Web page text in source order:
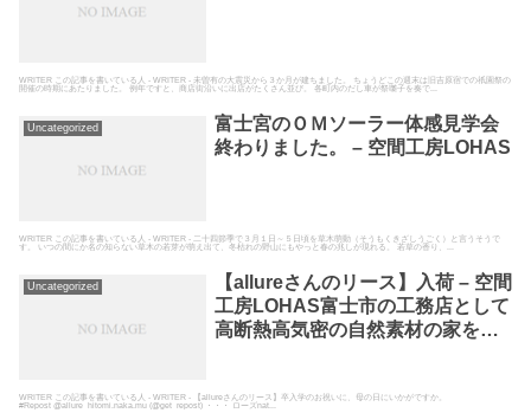
WRITER この記事を書いている人 - WRITER - 未曽有の大震災から３か月が建ちました。 ちょうどこの週末は旧吉原宿での祇園祭の
開催の時期にあたりました。 例年ですと、商店街沿いに出店がたくさん並び。 各町内のだし車が祭囃子を奏で...
Uncategorized
富士宮のＯＭソーラー体感見学会
終わりました。 – 空間工房LOHAS
WRITER この記事を書いている人 - WRITER - 二十四節季で３月１日～５日頃を草木萌動（そうもくきざしうごく）と言うそうで
す。 いつの間にか名の知らない草木の若芽が萌え出て、冬枯れの野山にもやっと春の兆しが現れる。 若草の香り、...
Uncategorized
【allureさんのリース】入荷 – 空間
工房LOHAS富士市の工務店として
高断熱高気密の自然素材の家を建
WRITER この記事を書いている人 - WRITER - 【allureさんのリース】卒入学のお祝いに、母の日にいかがですか。
#Repost @allure_hitomi.naka.mu (@get_repost) ・・・ ローズnat...